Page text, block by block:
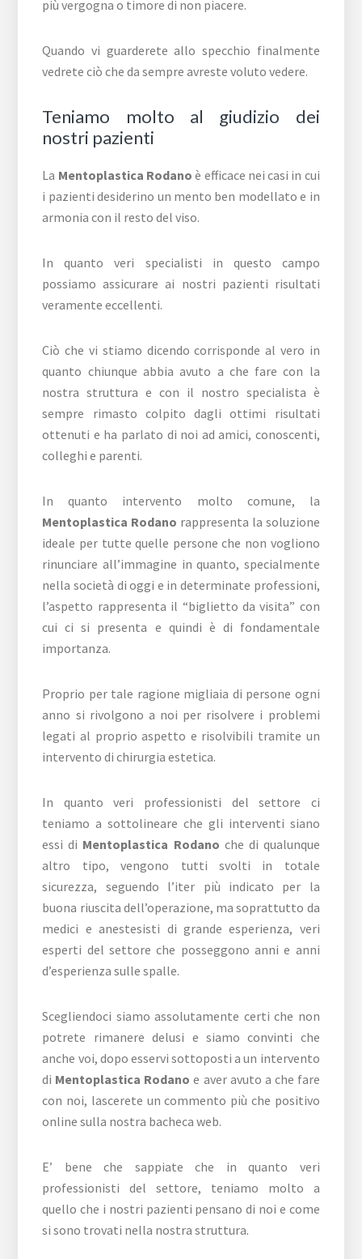
più vergogna o timore di non piacere.
Quando vi guarderete allo specchio finalmente
vedrete ciò che da sempre avreste voluto vedere.
Teniamo molto al giudizio dei
nostri pazienti
La Mentoplastica Rodano è efficace nei casi in cui
i pazienti desiderino un mento ben modellato e in
armonia con il resto del viso.
In quanto veri specialisti in questo campo
possiamo assicurare ai nostri pazienti risultati
veramente eccellenti.
Ciò che vi stiamo dicendo corrisponde al vero in
quanto chiunque abbia avuto a che fare con la
nostra struttura e con il nostro specialista è
sempre rimasto colpito dagli ottimi risultati
ottenuti e ha parlato di noi ad amici, conoscenti,
colleghi e parenti.
In quanto intervento molto comune, la
Mentoplastica Rodano rappresenta la soluzione
ideale per tutte quelle persone che non vogliono
rinunciare all’immagine in quanto, specialmente
nella società di oggi e in determinate professioni,
l’aspetto rappresenta il “biglietto da visita” con
cui ci si presenta e quindi è di fondamentale
importanza.
Proprio per tale ragione migliaia di persone ogni
anno si rivolgono a noi per risolvere i problemi
legati al proprio aspetto e risolvibili tramite un
intervento di chirurgia estetica.
In quanto veri professionisti del settore ci
teniamo a sottolineare che gli interventi siano
essi di Mentoplastica Rodano che di qualunque
altro tipo, vengono tutti svolti in totale
sicurezza, seguendo l’iter più indicato per la
buona riuscita dell’operazione, ma soprattutto da
medici e anestesisti di grande esperienza, veri
esperti del settore che posseggono anni e anni
d’esperienza sulle spalle.
Scegliendoci siamo assolutamente certi che non
potrete rimanere delusi e siamo convinti che
anche voi, dopo esservi sottoposti a un intervento
di Mentoplastica Rodano e aver avuto a che fare
con noi, lascerete un commento più che positivo
online sulla nostra bacheca web.
E’ bene che sappiate che in quanto veri
professionisti del settore, teniamo molto a
quello che i nostri pazienti pensano di noi e come
si sono trovati nella nostra struttura.